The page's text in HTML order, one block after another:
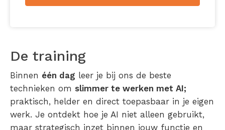
De training
Binnen één dag leer je bij ons de beste
technieken om slimmer te werken met AI;
praktisch, helder en direct toepasbaar in je eigen
werk. Je ontdekt hoe je AI niet alleen gebruikt,
maar strategisch inzet binnen jouw functie en